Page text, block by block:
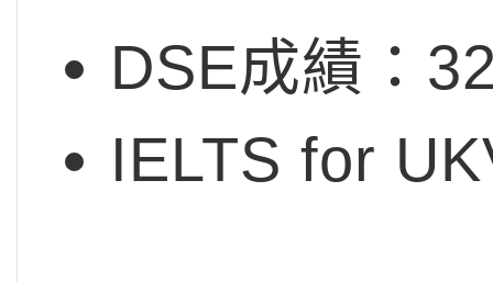
DSE成績：
IELTS for